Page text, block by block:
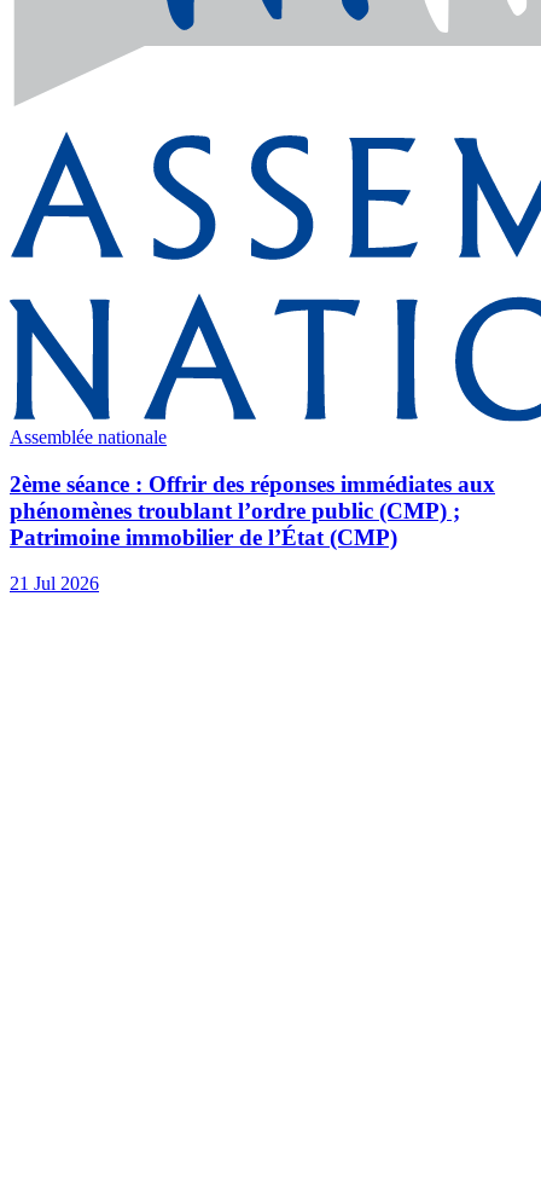
Assemblée nationale
2ème séance : Offrir des réponses immédiates aux
phénomènes troublant l’ordre public (CMP) ;
Patrimoine immobilier de l’État (CMP)
21 Jul 2026